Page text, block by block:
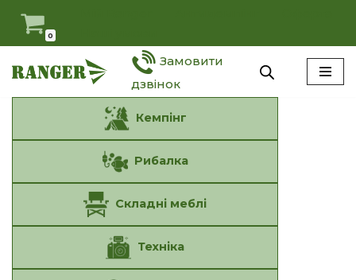
Перейти
до
вмісту
0
Замовити
дзвінок
Кемпінг
Рибалка
Складні меблі
Техніка